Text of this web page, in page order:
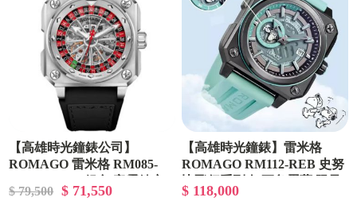
【高雄時光鐘錶公司】
ROMAGO 雷米格 RM085-
自動機械腕錶
$ 79,500 $ 71,550
【高雄時光鐘錶】雷米格
ROMAGO RM112-REB 史努
款 腕錶
$ 118,000